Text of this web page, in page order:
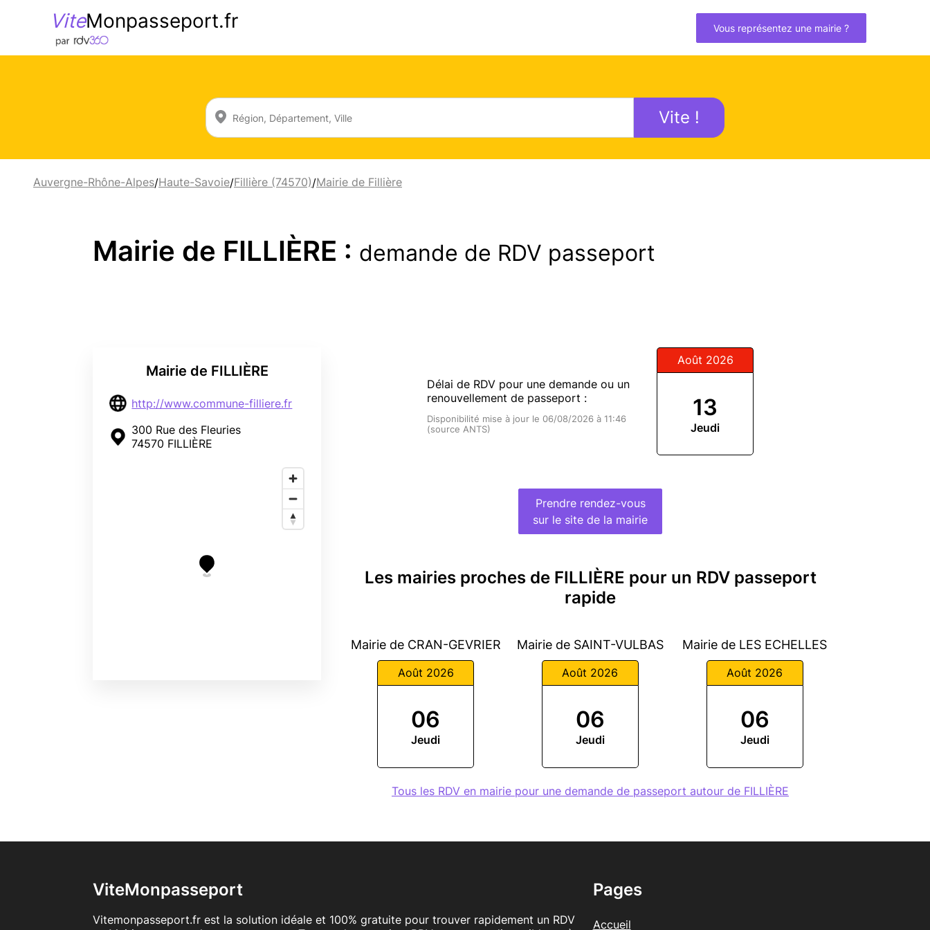
ViteMonpasseport.fr Vous représentez une mairie ?
Vite !
Auvergne-Rhône-Alpes/Haute-Savoie/Fillière (74570)/Mairie de Fillière
Mairie de FILLIÈRE : demande de RDV passeport
Mairie de FILLIÈRE
http://www.commune-filliere.fr
300 Rue des Fleuries
74570 FILLIÈRE
Délai de RDV pour une demande ou un
renouvellement de passeport :
Disponibilité mise à jour le 06/08/2026 à 11:46
(source ANTS)
Août 2026
13
Jeudi
Prendre rendez-vous
sur le site de la mairie
Les mairies proches de FILLIÈRE pour un RDV passeport
rapide
Mairie de CRAN-GEVRIER
Août 2026
06
Jeudi
Mairie de SAINT-VULBAS
Août 2026
06
Jeudi
Mairie de LES ECHELLES
Août 2026
06
Jeudi
Tous les RDV en mairie pour une demande de passeport autour de FILLIÈRE
ViteMonpasseport
Vitemonpasseport.fr est la solution idéale et 100% gratuite pour trouver rapidement un RDV
Pages
Accueil